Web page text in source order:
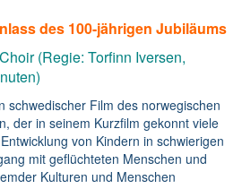
des 100-jährigen Jubiläums
(Regie: Torfinn Iversen,
schwedischer Film des norwegischen
der in seinem Kurzfilm gekonnt viele
von Kindern in schwierigen
mit geflüchteten Menschen und
Kulturen und Menschen